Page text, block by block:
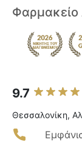
Φαρμακείο
9.7
Θεσσαλονίκη,